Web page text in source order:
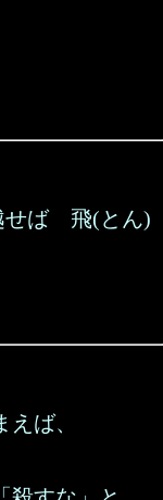
せば 飛(とん)
ば、